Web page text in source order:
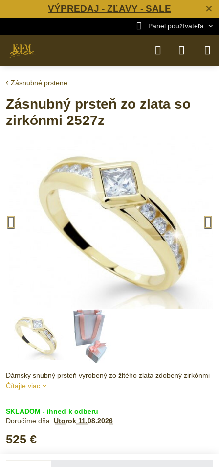
✕
VÝPREDAJ - ZĽAVY - SALE
Panel používateľa
Zásnubné prstene
Zásnubný prsteň zo zlata so
zirkónmi 2527z
Dámsky snubný prsteň vyrobený zo žltého zlata zdobený zirkónmi
Čítajte viac
SKLADOM - ihneď k odberu
Doručíme dňa: Utorok 11.08.2026
525 €